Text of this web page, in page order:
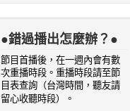
●錯過播出怎麼辦？●
節目首播後，在一週內會有數
次重播時段。重播時段請至節
目表查詢 （台灣時間，聽友請
留心收聽時段）
。